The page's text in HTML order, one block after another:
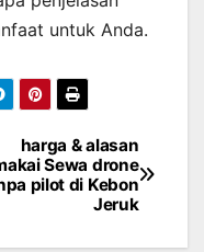
untuk Anda.
harga & alasan
Sewa drone
pilot di Kebon
Jeruk